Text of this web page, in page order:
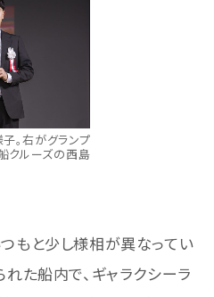
。右がグランプ
クルーズの西島
もと少し様相が異なってい
た船内で、ギャラクシーラ